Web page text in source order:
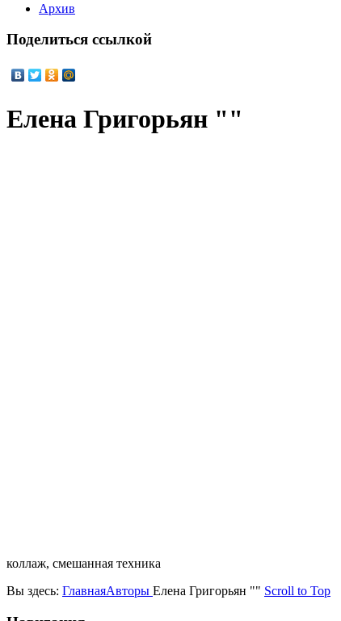
Архив
Поделиться ссылкой
Елена Григорьян ""
коллаж, смешанная техника
Вы здесь: ГлавнаяАвторы Елена Григорьян "" Scroll to Top